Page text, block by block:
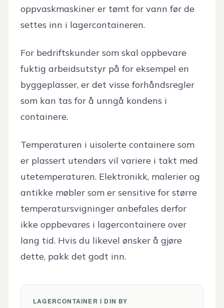
oppvaskmaskiner er tømt for vann før de
settes inn i lagercontaineren.
For bedriftskunder som skal oppbevare
fuktig arbeidsutstyr på for eksempel en
byggeplasser, er det visse forhåndsregler
som kan tas for å unngå kondens i
containere.
Temperaturen i uisolerte containere som
er plassert utendørs vil variere i takt med
utetemperaturen. Elektronikk, malerier og
antikke møbler som er sensitive for større
temperatursvigninger anbefales derfor
ikke oppbevares i lagercontainere over
lang tid. Hvis du likevel ønsker å gjøre
dette, pakk det godt inn.
LAGERCONTAINER I DIN BY